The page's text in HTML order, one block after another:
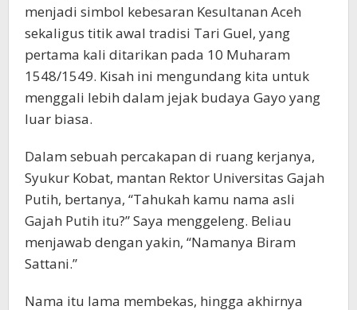
menjadi simbol kebesaran Kesultanan Aceh
sekaligus titik awal tradisi Tari Guel, yang
pertama kali ditarikan pada 10 Muharam
1548/1549. Kisah ini mengundang kita untuk
menggali lebih dalam jejak budaya Gayo yang
luar biasa.
Dalam sebuah percakapan di ruang kerjanya,
Syukur Kobat, mantan Rektor Universitas Gajah
Putih, bertanya, “Tahukah kamu nama asli
Gajah Putih itu?” Saya menggeleng. Beliau
menjawab dengan yakin, “Namanya Biram
Sattani.”
Nama itu lama membekas, hingga akhirnya